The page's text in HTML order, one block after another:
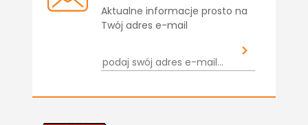
Aktualne informacje prosto na
Twój adres e-mail